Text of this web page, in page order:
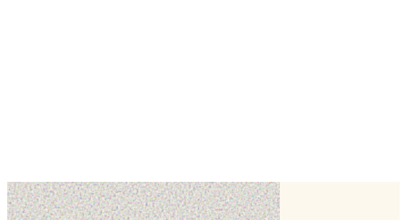
Cake design